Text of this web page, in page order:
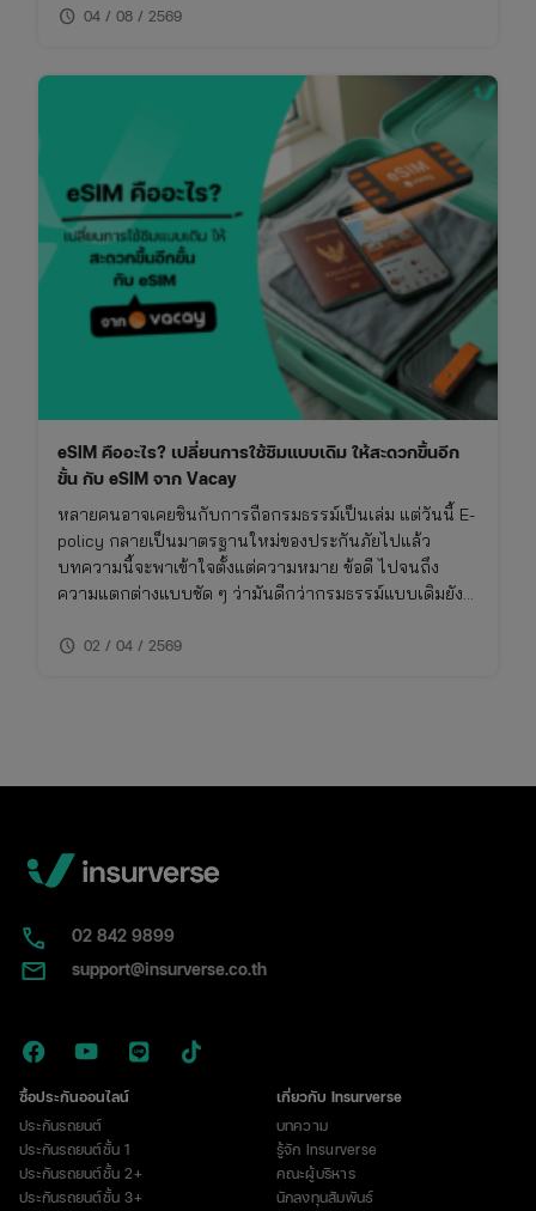
ต้องและใช้เครื่องมือที่เหมาะสม บทความนี้จึงรวบรวมวิธี
schedule 04 / 08 / 2569
eSIM คืออะไร? เปลี่ยนการใช้ซิมแบบเดิม ให้สะดวกขึ้นอีก
ขั้น กับ eSIM จาก Vacay
หลายคนอาจเคยชินกับการถือกรมธรรม์เป็นเล่ม แต่วันนี้ E-
policy กลายเป็นมาตรฐานใหม่ของประกันภัยไปแล้ว
บทความนี้จะพาเข้าใจตั้งแต่ความหมาย ข้อดี ไปจนถึง
ความแตกต่างแบบชัด ๆ ว่ามันดีกว่ากรมธรรม์แบบเดิมยัง
schedule 02 / 04 / 2569
02​ 842 9899
support@insurverse.co.th
ซื้อประกันออนไลน์
ประกันรถยนต์
ประกันรถยนต์ชั้น 1
ประกันรถยนต์ชั้น 2+
ประกันรถยนต์ชั้น 3+
เกี่ยวกับ Insurverse
บทความ
รู้จัก Insurverse
คณะผู้บริหาร
นักลงทุนสัมพันธ์